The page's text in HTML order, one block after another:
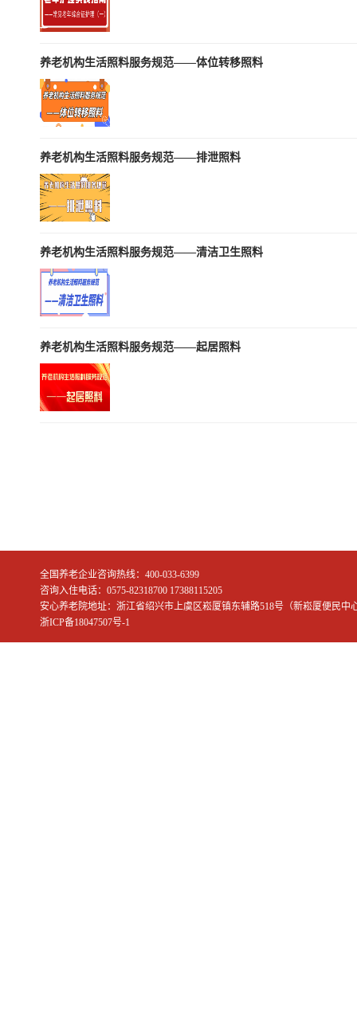
养老机构生活照料服务规范——体位转移照料
养老机构生活照料服务规范——排泄照料
养老机构生活照料服务规范——清洁卫生照料
养老机构生活照料服务规范——起居照料
全国养老企业咨询热线：400-033-6399
咨询入住电话：0575-82318700 17388115205
安心养老院地址：浙江省绍兴市上虞区崧厦镇东辅路518号（新崧厦便民中
浙ICP备18047507号-1